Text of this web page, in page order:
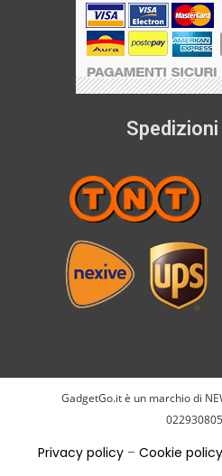
GadgetGo.it è un marchio di
Privacy policy – Cookie policy